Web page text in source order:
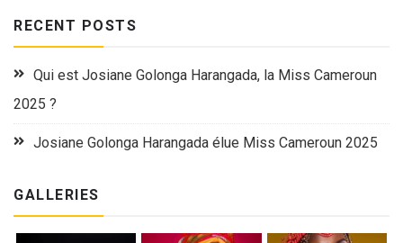
RECENT POSTS
Qui est Josiane Golonga Harangada, la Miss Cameroun
2025 ?
Josiane Golonga Harangada élue Miss Cameroun 2025
GALLERIES